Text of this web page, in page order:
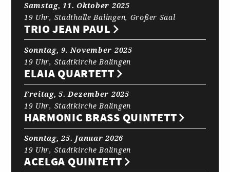
Samstag, 11. Oktober 2025
19 Uhr, Stadthalle Balingen, Großer Saal
TRIO JEAN PAUL
Sonntag, 9. November 2025
19 Uhr, Stadtkirche Balingen
ELAIA QUARTETT
Freitag, 5. Dezember 2025
19 Uhr, Stadtkirche Balingen
HARMONIC BRASS QUINTETT
Sonntag, 25. Januar 2026
19 Uhr, Stadtkirche Balingen
ACELGA QUINTETT